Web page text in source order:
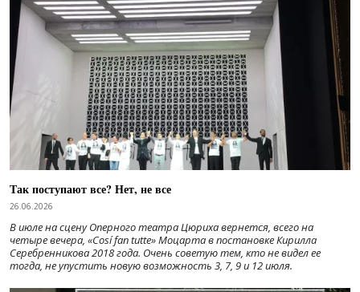
Так поступают все? Нет, не все
26.06.2026
В июле на сцену Оперного театра Цюриха вернется, всего на
четыре вечера, «Cosí fan tutte» Моцарта в постановке Кирилла
Серебренникова 2018 года. Очень советую тем, кто не видел ее
тогда, не упустить новую возможность 3, 7, 9 и 12 июля.